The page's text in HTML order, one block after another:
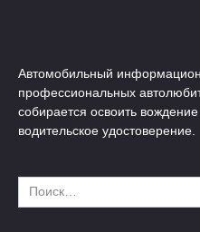
Автомобильный
профессиональных
собирается освоить
водительское удостоверение.
Search
for: